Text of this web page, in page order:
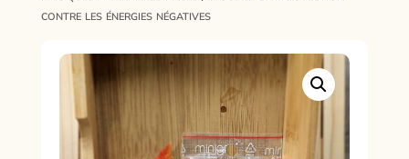
contre les énergies négatives